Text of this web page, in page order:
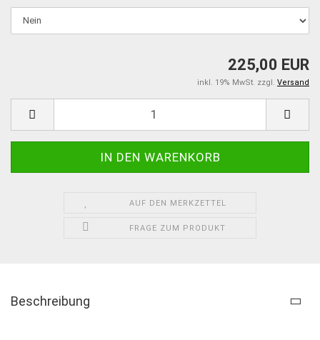
225,00 EUR
inkl. 19% MwSt. zzgl. Versand
AUF DEN MERKZETTEL
FRAGE ZUM PRODUKT
Beschreibung